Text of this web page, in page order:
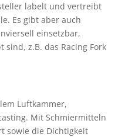
labelt und vertreibt
Es gibt aber auch
einsetzbar,
z.B. das Racing Fork
Luftkammer,
Mit Schmiermitteln
sowie die Dichtigkeit